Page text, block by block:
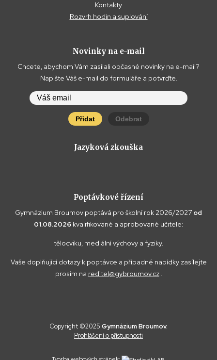
Kontakty
Rozvrh hodin a suplování
Novinky na e-mail
Chcete, abychom Vám zasílali občasné novinky na e-mail?
Napište Váš e-mail do formuláře a potvrďte.
Přidat Odebrat
Jazyková zkouška
Poptávkové řízení
Gymnázium Broumov poptává pro školní rok 2026/2027 od
01.08.2026 kvalifikované a aprobované učitele:
tělocviku, mediální výchovy a fyziky.
Vaše doplňující dotazy k poptávce a případné nabídky zasílejte
prosím na reditel@gybroumov.cz.
Copyright ©2025 Gymnázium Broumov.
Prohlášení o přístupnosti